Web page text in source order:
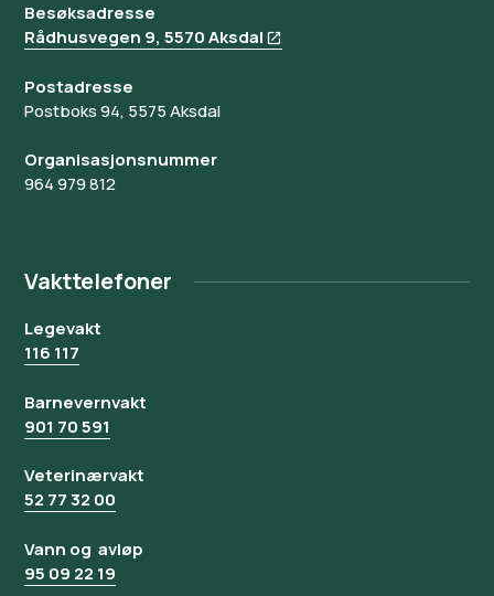
Besøksadresse
Rådhusvegen 9, 5570 Aksdal
Postadresse
Postboks 94, 5575 Aksdal
Organisasjonsnummer
964 979 812
Vakttelefoner
Legevakt
116 117
Barnevernvakt
901 70 591
Veterinærvakt
52 77 32 00
Vann og avløp
95 09 22 19